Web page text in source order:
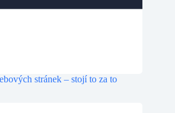
stránek – stojí to za to